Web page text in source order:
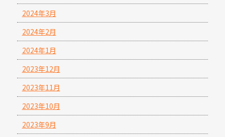
2024年3月
2024年2月
2024年1月
2023年12月
2023年11月
2023年10月
2023年9月